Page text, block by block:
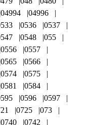
04994
04996
0536
0537
0548
055
0556
0557
0565
0566
0574
0575
0581
0584
0596
0597
0725
073
0740
0742